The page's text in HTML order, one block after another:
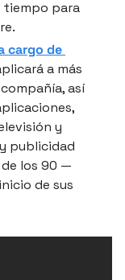
tiempo para
a más
así
y
publicidad
los 90 —
de sus